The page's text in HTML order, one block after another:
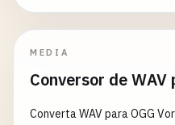
MEDIA
Conversor de WAV
Converta WAV para OGG